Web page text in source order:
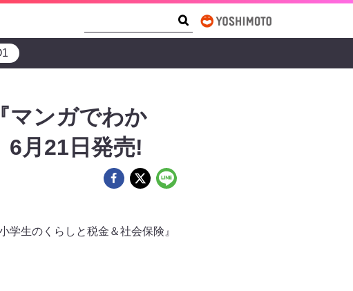
マンガでわか
6月21日発売!
生のくらしと税金＆社会保険』